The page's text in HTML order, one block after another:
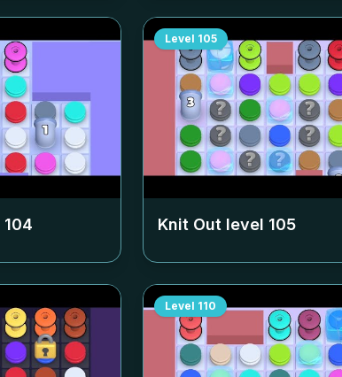
104
Level 105
Knit Out level 105
Level 110